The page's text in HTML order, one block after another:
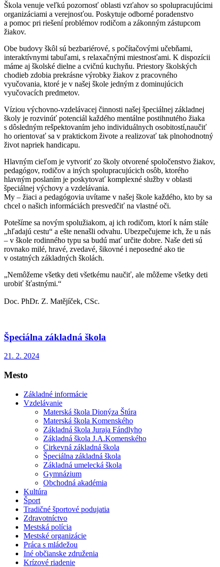
Škola venuje veľkú pozornosť oblasti vzťahov so spolupracujúcimi
organizáciami a verejnosťou. Poskytuje odborné poradenstvo
a pomoc pri riešení problémov rodičom a zákonným zástupcom
žiakov.
Obe budovy škôl sú bezbariérové, s počítačovými učebňami,
interaktívnymi tabuľami, s relaxačnými miestnosťami. K dispozícii
máme aj školské dielne a cvičnú kuchyňu. Priestory školských
chodieb zdobia prekrásne výrobky žiakov z pracovného
vyučovania, ktoré je v našej škole jedným z dominujúcich
vyučovacích predmetov.
Víziou výchovno-vzdelávacej činnosti našej špeciálnej základnej
školy je rozvinúť potenciál každého mentálne postihnutého žiaka
s dôsledným rešpektovaním jeho individuálnych osobitostí,naučiť
ho orientovať sa v praktickom živote a realizovať tak plnohodnotný
život napriek handicapu.
Hlavným cieľom je vytvoriť zo školy otvorené spoločenstvo žiakov,
pedagógov, rodičov a iných spolupracujúcich osôb, ktorého
hlavným poslaním je poskytovať komplexné služby v oblasti
špeciálnej výchovy a vzdelávania.
My – žiaci a pedagógovia uvítame v našej škole každého, kto by sa
chcel o našich informáciách presvedčiť na vlastné oči.
Potešíme sa novým spolužiakom, aj ich rodičom, ktorí k nám stále
„hľadajú cestu“ a ešte nenašli odvahu. Ubezpečujeme ich, že u nás
– v škole rodinného typu sa budú mať určite dobre. Naše deti sú
rovnako milé, hravé, zvedavé, šikovné i neposedné ako tie
v ostatných základných školách.
„Nemôžeme všetky deti všetkému naučiť, ale môžeme všetky deti
urobiť šťastnými.“
Doc. PhDr. Z. Matějíček, CSc.
Špeciálna základná škola
21. 2. 2024
Mesto
Základné informácie
Vzdelávanie
Materská škola Dionýza Štúra
Materská škola Komenského
Základná škola Juraja Fándlyho
Základná škola J.A.Komenského
Cirkevná základná škola
Špeciálna základná škola
Základná umelecká škola
Gymnázium
Obchodná akadémia
Kultúra
Šport
Tradičné športové podujatia
Zdravotníctvo
Mestská polícia
Mestské organizácie
Práca s mládežou
Iné občianske združenia
Krízové riadenie